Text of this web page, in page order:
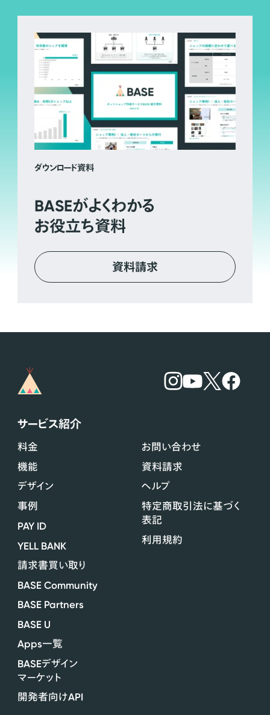
ダウンロード資料
BASEがよくわかる
お役立ち資料
資料請求
サービス紹介
料金
機能
デザイン
事例
PAY ID
YELL BANK
請求書買い取り
BASE Community
BASE Partners
BASE U
Apps一覧
BASEデザイン
マーケット
開発者向けAPI
お問い合わせ
資料請求
ヘルプ
特定商取引法に基づく
表記
利用規約